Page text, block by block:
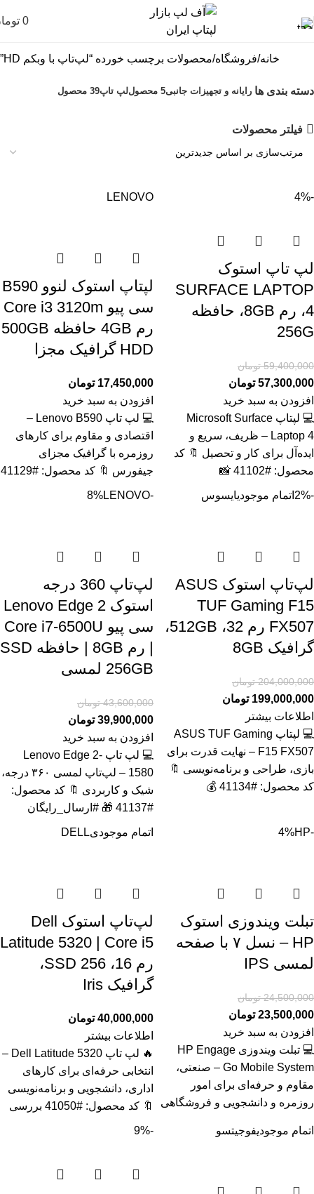
0
خانه فروشگاه محصولات برچسب خورده “لپ‌تاپ با وبکم HD”
دسته بندی ها رایانه و تجهیزات جانبی5 محصول لپ تاپ39 محصول
فیلتر محصولات
-4%
لپ تاپ استوک
SURFACE LAPTOP
4، رم 8GB، حافظه
256G
59,400,000 تومان
57,300,000 تومان
افزودن به سبد خرید
💻 لپتاپ Microsoft Surface
Laptop 4 – ظریف، سریع و
ایده‌آل برای کار و تحصیل 🔖 کد
محصول: #41102 📸
LENOVO
لپتاپ استوک لنوو B590
سی پیو Core i3 3120m
رم 4GB حافظه 500GB
HDD گرافیک مجزا
17,450,000 تومان
افزودن به سبد خرید
💻 لپ تاپ Lenovo B590 –
اقتصادی و مقاوم برای کارهای
روزمره با گرافیک مجزای
جیفورس 🔖 کد محصول: #41129
-2% اتمام موجودیایسوس
لپ‌تاپ استوک ASUS
TUF Gaming F15
FX507 رم 32، 512GB،
گرافیک 8GB
204,000,000 تومان
199,000,000 تومان
اطلاعات بیشتر
💻 لپتاپ ASUS TUF Gaming
F15 FX507 – نهایت قدرت برای
بازی، طراحی و برنامه‌نویسی 🔖
کد محصول: #41134 💰
-8%
LENOVO
لپ‌تاپ 360 درجه
استوک Lenovo Edge 2
سی پیو Core i7-6500U
| رم 8GB | حافظه SSD
256GB لمسی
43,600,000 تومان
39,900,000 تومان
افزودن به سبد خرید
💻 لپ تاپ Lenovo Edge 2-
1580 – لپ‌تاپ لمسی ۳۶۰ درجه،
شیک و کاربردی 🔖 کد محصول:
#41137 🎁 #ارسال_رایگان
-4%
HP
تبلت ویندوزی استوک
HP – نسل ۷ با صفحه
لمسی IPS
24,500,000 تومان
23,500,000 تومان
افزودن به سبد خرید
💻 تبلت ویندوزی HP Engage
Go Mobile System – صنعتی،
مقاوم و حرفه‌ای برای امور
روزمره و دانشجویی و فروشگاهی
اتمام موجودیDELL
لپ‌تاپ استوک Dell
Latitude 5320 | Core i5
رم 16، SSD 256،
گرافیک Iris
40,000,000 تومان
اطلاعات بیشتر
🔥 لپ تاپ Dell Latitude 5320 –
انتخابی حرفه‌ای برای کارهای
اداری، دانشجویی و برنامه‌نویسی
🔖 کد محصول: #41050 بررسی
اتمام موجودیفوجیتسو -9%